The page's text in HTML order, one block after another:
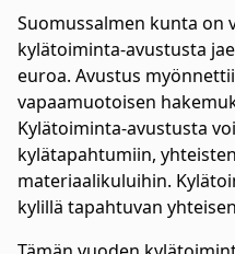
Suomussalmen kunta on
kylätoiminta-avustusta
euroa. Avustus
vapaamuotoisen
Kylätoiminta-avustusta
kylätapahtumiin,
materiaalikuluihin.
kylillä tapahtuvan